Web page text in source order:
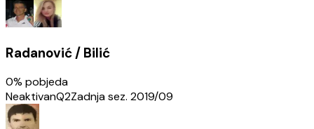
Radanović / Bilić
0% pobjeda
NeaktivanQ2Zadnja sez. 2019/09